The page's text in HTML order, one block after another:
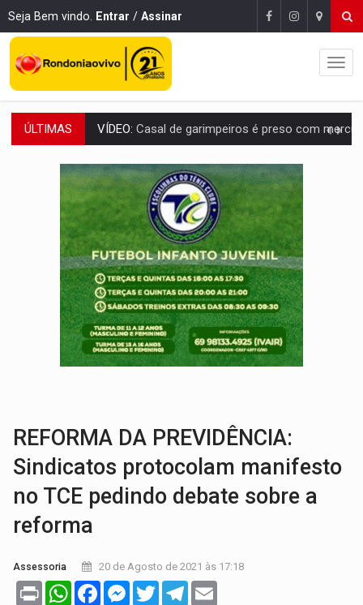
Seja Bem vindo. Entrar / Assinar
ÚLTIMAS VÍDEO: Casal de garimpeiros é preso com mercúrio em
EDUCAÇÃO BÁSICA:Ideb avança nos anos iniciais do ensino
CONTA DIFÍCIL:Com as novidades na corrida ao Senado as contas
CH4C1NA:Disputa entre PCC e CV deixa dez mortos em cinco
IMUNIZAÇÃO:Prefeitura inicia campanha de multivacinação para crianças
QUIRINUS:Draco faz operação para prender faccionados que atacaram
TRAFICANTE PRESO:Operação Brasil Contra o Crime apreende quase meia
SUPER EL NIÑO:Trabalho inédito vai garantir água potável para
REFORMA DA PREVIDÊNCIA:
Sindicatos protocolam manifesto
no TCE pedindo debate sobre a
reforma
Assessoria 20 de Agosto de 2021 às 17:18
Print WhatsAppFacebookMessenger
TwitterTelegram